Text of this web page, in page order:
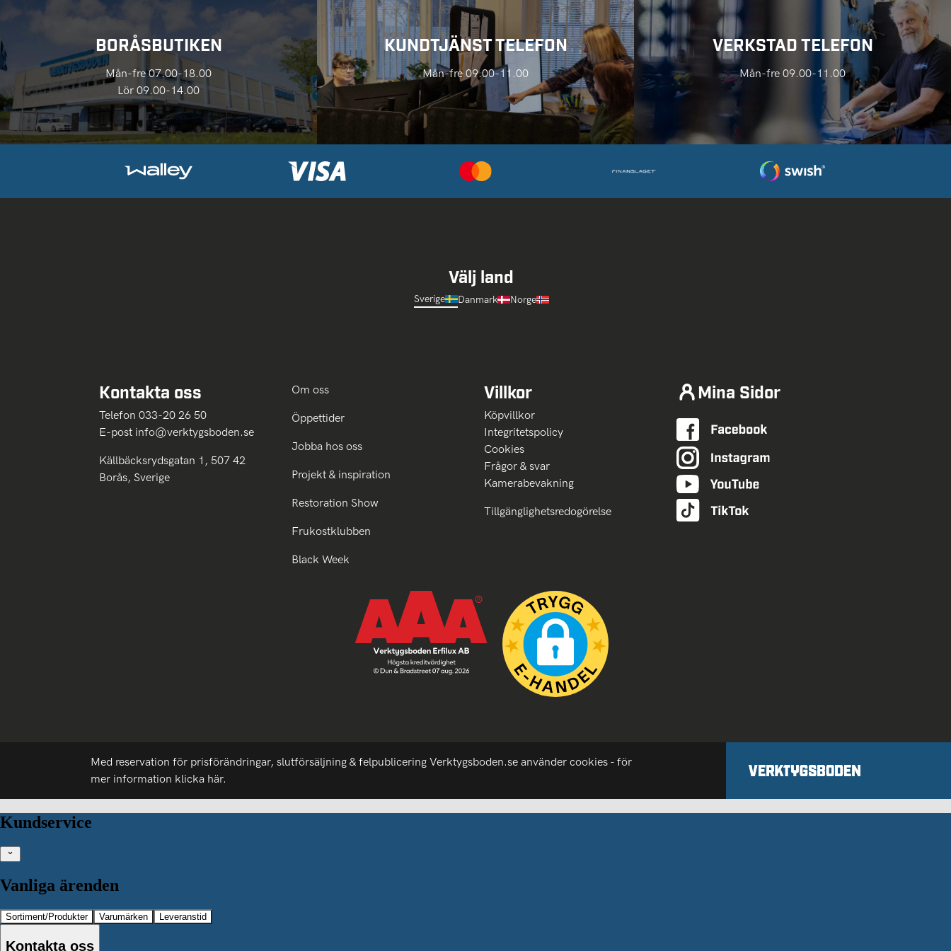
BORÅSBUTIKEN
Mån-fre 07.00-18.00
Lör 09.00-14.00
KUNDTJÄNST TELEFON
Mån-fre 09.00-11.00
VERKSTAD TELEFON
Mån-fre 09.00-11.00
Välj land
Sverige Danmark Norge
Kontakta oss
Telefon 033-20 26 50
E-post info@verktygsboden.se
Källbäcksrydsgatan 1, 507 42
Borås, Sverige
Om oss
Öppettider
Jobba hos oss
Projekt & inspiration
Restoration Show
Frukostklubben
Black Week
Villkor
Köpvillkor
Integritetspolicy
Cookies
Frågor & svar
Kamerabevakning
Tillgänglighetsredogörelse
Mina Sidor
Med reservation för prisförändringar, slutförsäljning & felpublicering Verktygsboden.se använder cookies - för
mer information klicka här.